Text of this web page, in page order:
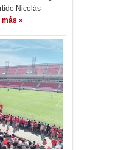
Nicolás
más »